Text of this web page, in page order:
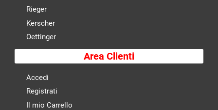
Rieger
Kerscher
Oettinger
Area Clienti
Accedi
Registrati
Il mio Carrello